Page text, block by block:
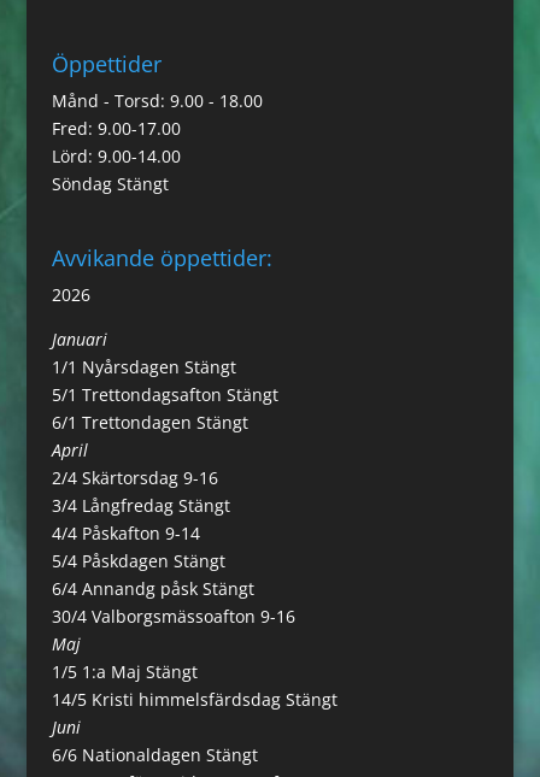
Öppettider
Månd - Torsd: 9.00 - 18.00
Fred: 9.00-17.00
Lörd: 9.00-14.00
Söndag Stängt
Avvikande öppettider:
2026
Januari
1/1 Nyårsdagen Stängt
5/1 Trettondagsafton Stängt
6/1 Trettondagen Stängt
April
2/4 Skärtorsdag 9-16
3/4 Långfredag Stängt
4/4 Påskafton 9-14
5/4 Påskdagen Stängt
6/4 Annandg påsk Stängt
30/4 Valborgsmässoafton 9-16
Maj
1/5 1:a Maj Stängt
14/5 Kristi himmelsfärdsdag Stängt
Juni
6/6 Nationaldagen Stängt